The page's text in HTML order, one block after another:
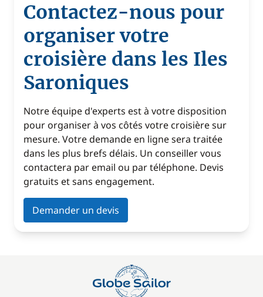
Contactez-nous pour
organiser votre
croisière dans les Iles
Saroniques
Notre équipe d'experts est à votre disposition
pour organiser à vos côtés votre croisière sur
mesure. Votre demande en ligne sera traitée
dans les plus brefs délais. Un conseiller vous
contactera par email ou par téléphone. Devis
gratuits et sans engagement.
Demander un devis